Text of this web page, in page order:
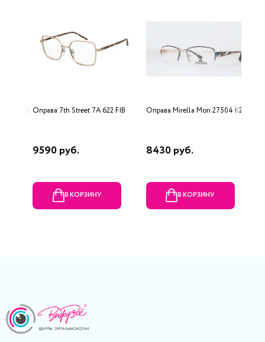
Оправа 7th Street 7A 622 FIB
9590 руб.
В КОРЗИНУ
Оправа Mirella Mori 27504 02
8430 руб.
В КОРЗИНУ